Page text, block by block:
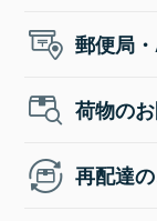
郵便局
荷物の
再配達